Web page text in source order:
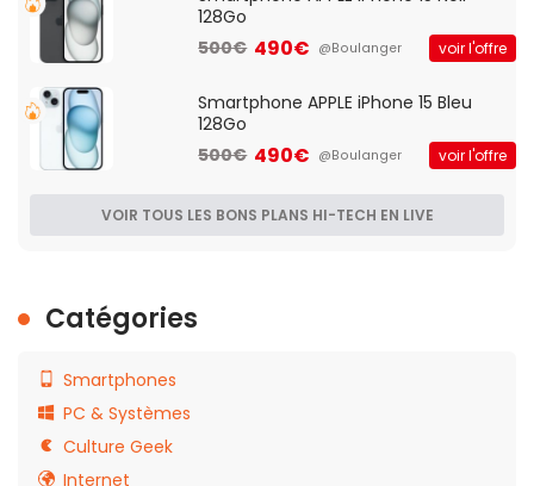
128Go
500€ 490€ @Boulanger voir l'offre
Smartphone APPLE iPhone 15 Bleu
128Go
500€ 490€ @Boulanger voir l'offre
VOIR TOUS LES BONS PLANS HI-TECH EN LIVE
Catégories
Smartphones
PC & Systèmes
Culture Geek
Internet